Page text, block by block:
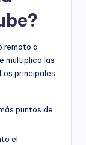
remoto a
multiplica las
principales
puntos de
el